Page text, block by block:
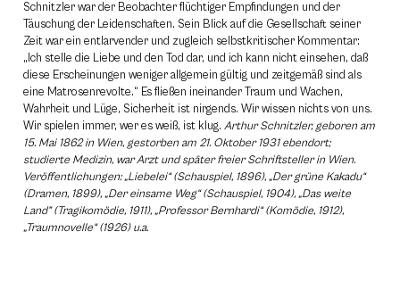
Schnitzler war der Beobachter flüchtiger Empfindungen und der
Täuschung der Leidenschaften. Sein Blick auf die Gesellschaft seiner
Zeit war ein entlarvender und zugleich selbstkritischer Kommentar:
„Ich stelle die Liebe und den Tod dar, und ich kann nicht einsehen, daß
diese Erscheinungen weniger allgemein gültig und zeitgemäß sind als
eine Matrosenrevolte.“ Es fließen ineinander Traum und Wachen,
Wahrheit und Lüge, Sicherheit ist nirgends. Wir wissen nichts von uns.
Wir spielen immer, wer es weiß, ist klug. Arthur Schnitzler, geboren am
15. Mai 1862 in Wien, gestorben am 21. Oktober 1931 ebendort;
studierte Medizin, war Arzt und später freier Schriftsteller in Wien.
Veröffentlichungen: „Liebelei“ (Schauspiel, 1896), „Der grüne Kakadu“
(Dramen, 1899), „Der einsame Weg“ (Schauspiel, 1904), „Das weite
Land” (Tragikomödie, 1911), „Professor Bernhardi“ (Komödie, 1912),
„Traumnovelle“ (1926) u.a.